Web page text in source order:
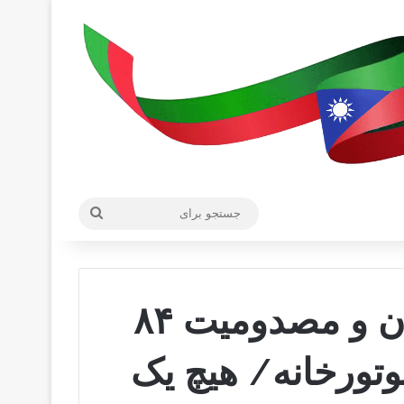
کشته شدن ۲۰ آتش‌نشان و مصدومیت ۸۴
هیچ یک